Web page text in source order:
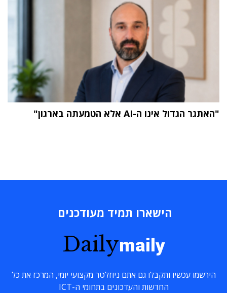
"האתגר הגדול אינו ה-AI אלא הטמעתה בארגון"
הישארו תמיד מעודכנים
Dailymaily
הירשמו עכשיו ותקבלו גם אתם ניוזלטר מקצועי יומי, המרכז את כל
החדשות והעדכונים בתחומי ה-ICT